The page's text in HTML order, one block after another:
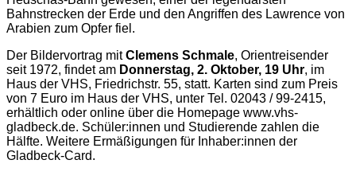
Bahnstrecken der Erde und den Angriffen des Lawrence von
Arabien zum Opfer fiel.
Der Bildervortrag mitClemens Schmale, Orientreisender
seit 1972, findet am Donnerstag, 2. Oktober, 19 Uhr, im
Haus der VHS, Friedrichstr. 55, statt. Karten sind zum Preis
von 7 Euro im Haus der VHS, unter Tel. 02043 / 99-2415,
erhältlich oder online über die Homepage www.vhs-
gladbeck.de. Schüler:innen und Studierende zahlen die
Hälfte. Weitere Ermäßigungen für Inhaber:innen der
Gladbeck-Card.